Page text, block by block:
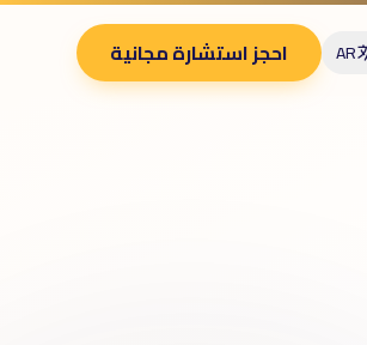
AR
احجز استشارة مجانية